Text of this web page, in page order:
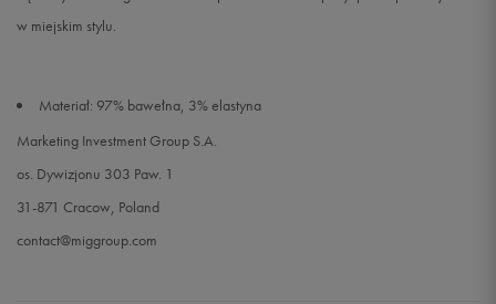
w miejskim stylu.
Materiał: 97% bawełna, 3% elastyna
Marketing Investment Group S.A.
os. Dywizjonu 303 Paw. 1
31-871 Cracow, Poland
contact@miggroup.com